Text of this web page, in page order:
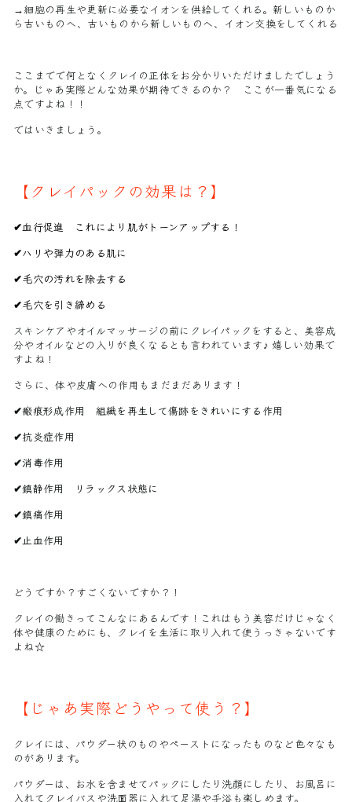
→細胞の再生や更新に必要なイオンを供給してくれる。新しいものか
ら古いものへ、古いものから新しいものへ、イオン交換をしてくれる
ここまでで何となくクレイの正体をお分かりいただけましたでしょう
か。じゃあ実際どんな効果が期待できるのか？ ここが一番気になる
点ですよね！！
ではいきましょう。
【クレイパックの効果は？】
✔︎血行促進 これにより肌がトーンアップする！
✔︎ハリや弾力のある肌に
✔︎毛穴の汚れを除去する
✔︎毛穴を引き締める
スキンケアやオイルマッサージの前にクレイパックをすると、美容成
分やオイルなどの入りが良くなるとも言われています♪ 嬉しい効果で
すよね！
さらに、体や皮膚への作用もまだまだあります！
✔︎瘢痕形成作用 組織を再生して傷跡をきれいにする作用
✔︎抗炎症作用
✔︎消毒作用
✔︎鎮静作用 リラックス状態に
✔︎鎮痛作用
✔︎止血作用
どうですか？すごくないですか？！
クレイの働きってこんなにあるんです！これはもう美容だけじゃなく
体や健康のためにも、クレイを生活に取り入れて使うっきゃないです
よね☆
【じゃあ実際どうやって使う？】
クレイには、パウダー状のものやペーストになったものなど色々なも
のがあります。
パウダーは、お水を含ませてパックにしたり洗顔にしたり、お風呂に